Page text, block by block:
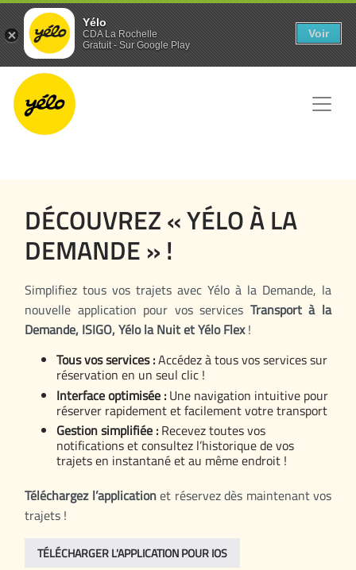
DÉCOUVREZ « YÉLO À LA
DEMANDE » !
Simplifiez tous vos trajets avec Yélo à la Demande, la
nouvelle application pour vos services Transport à la
Demande, ISIGO, Yélo la Nuit et Yélo Flex!
Tous vos services :Accédez à tous vos services sur
réservation en un seul clic !
Interface optimisée : Une navigation intuitive pour
réserver rapidement et facilement votre transport
Gestion simplifiée : Recevez toutes vos
notifications et consultez l’historique de vos
trajets en instantané et au même endroit !
Téléchargez l’applicationet réservez dès maintenant vos
trajets !
TÉLÉCHARGER L'APPLICATION POUR IOS
Yélo
CDA La Rochelle
Gratuit - Sur Google Play
Voir
Panneau de gestion des cookies